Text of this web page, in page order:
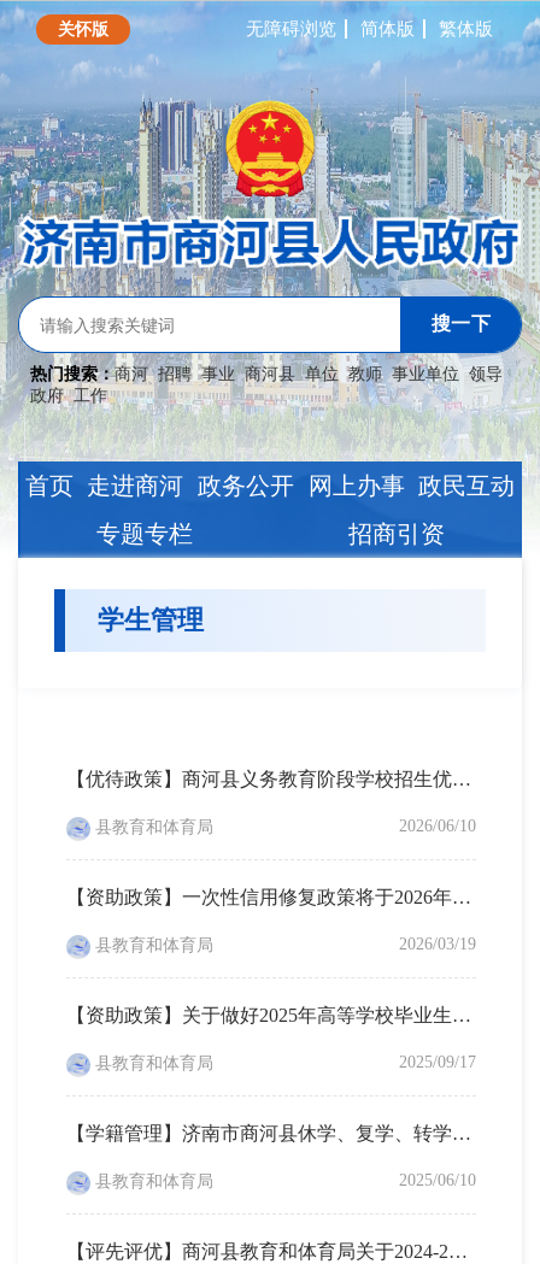
关怀版 无障碍浏览 简体版 繁体版
搜一下
热门搜索：商河 招聘 事业 商河县 单位 教师 事业单位 领导
政府 工作
首页 走进商河 政务公开 网上办事 政民互动
专题专栏
招商引资
学生管理
【优待政策】商河县义务教育阶段学校招生优待政策
县教育和体育局 2026/06/10
【资助政策】一次性信用修复政策将于2026年3月31日到期
县教育和体育局 2026/03/19
【资助政策】关于做好2025年高等学校毕业生学费和国家助学贷款补偿申报工作的通知
县教育和体育局 2025/09/17
【学籍管理】济南市商河县休学、复学、转学、延缓入学、学籍证明、学历证明等办事流程
县教育和体育局 2025/06/10
【评先评优】商河县教育和体育局关于2024-2025学年度义务教育阶段学校省市级学生和班级评优结果的公示